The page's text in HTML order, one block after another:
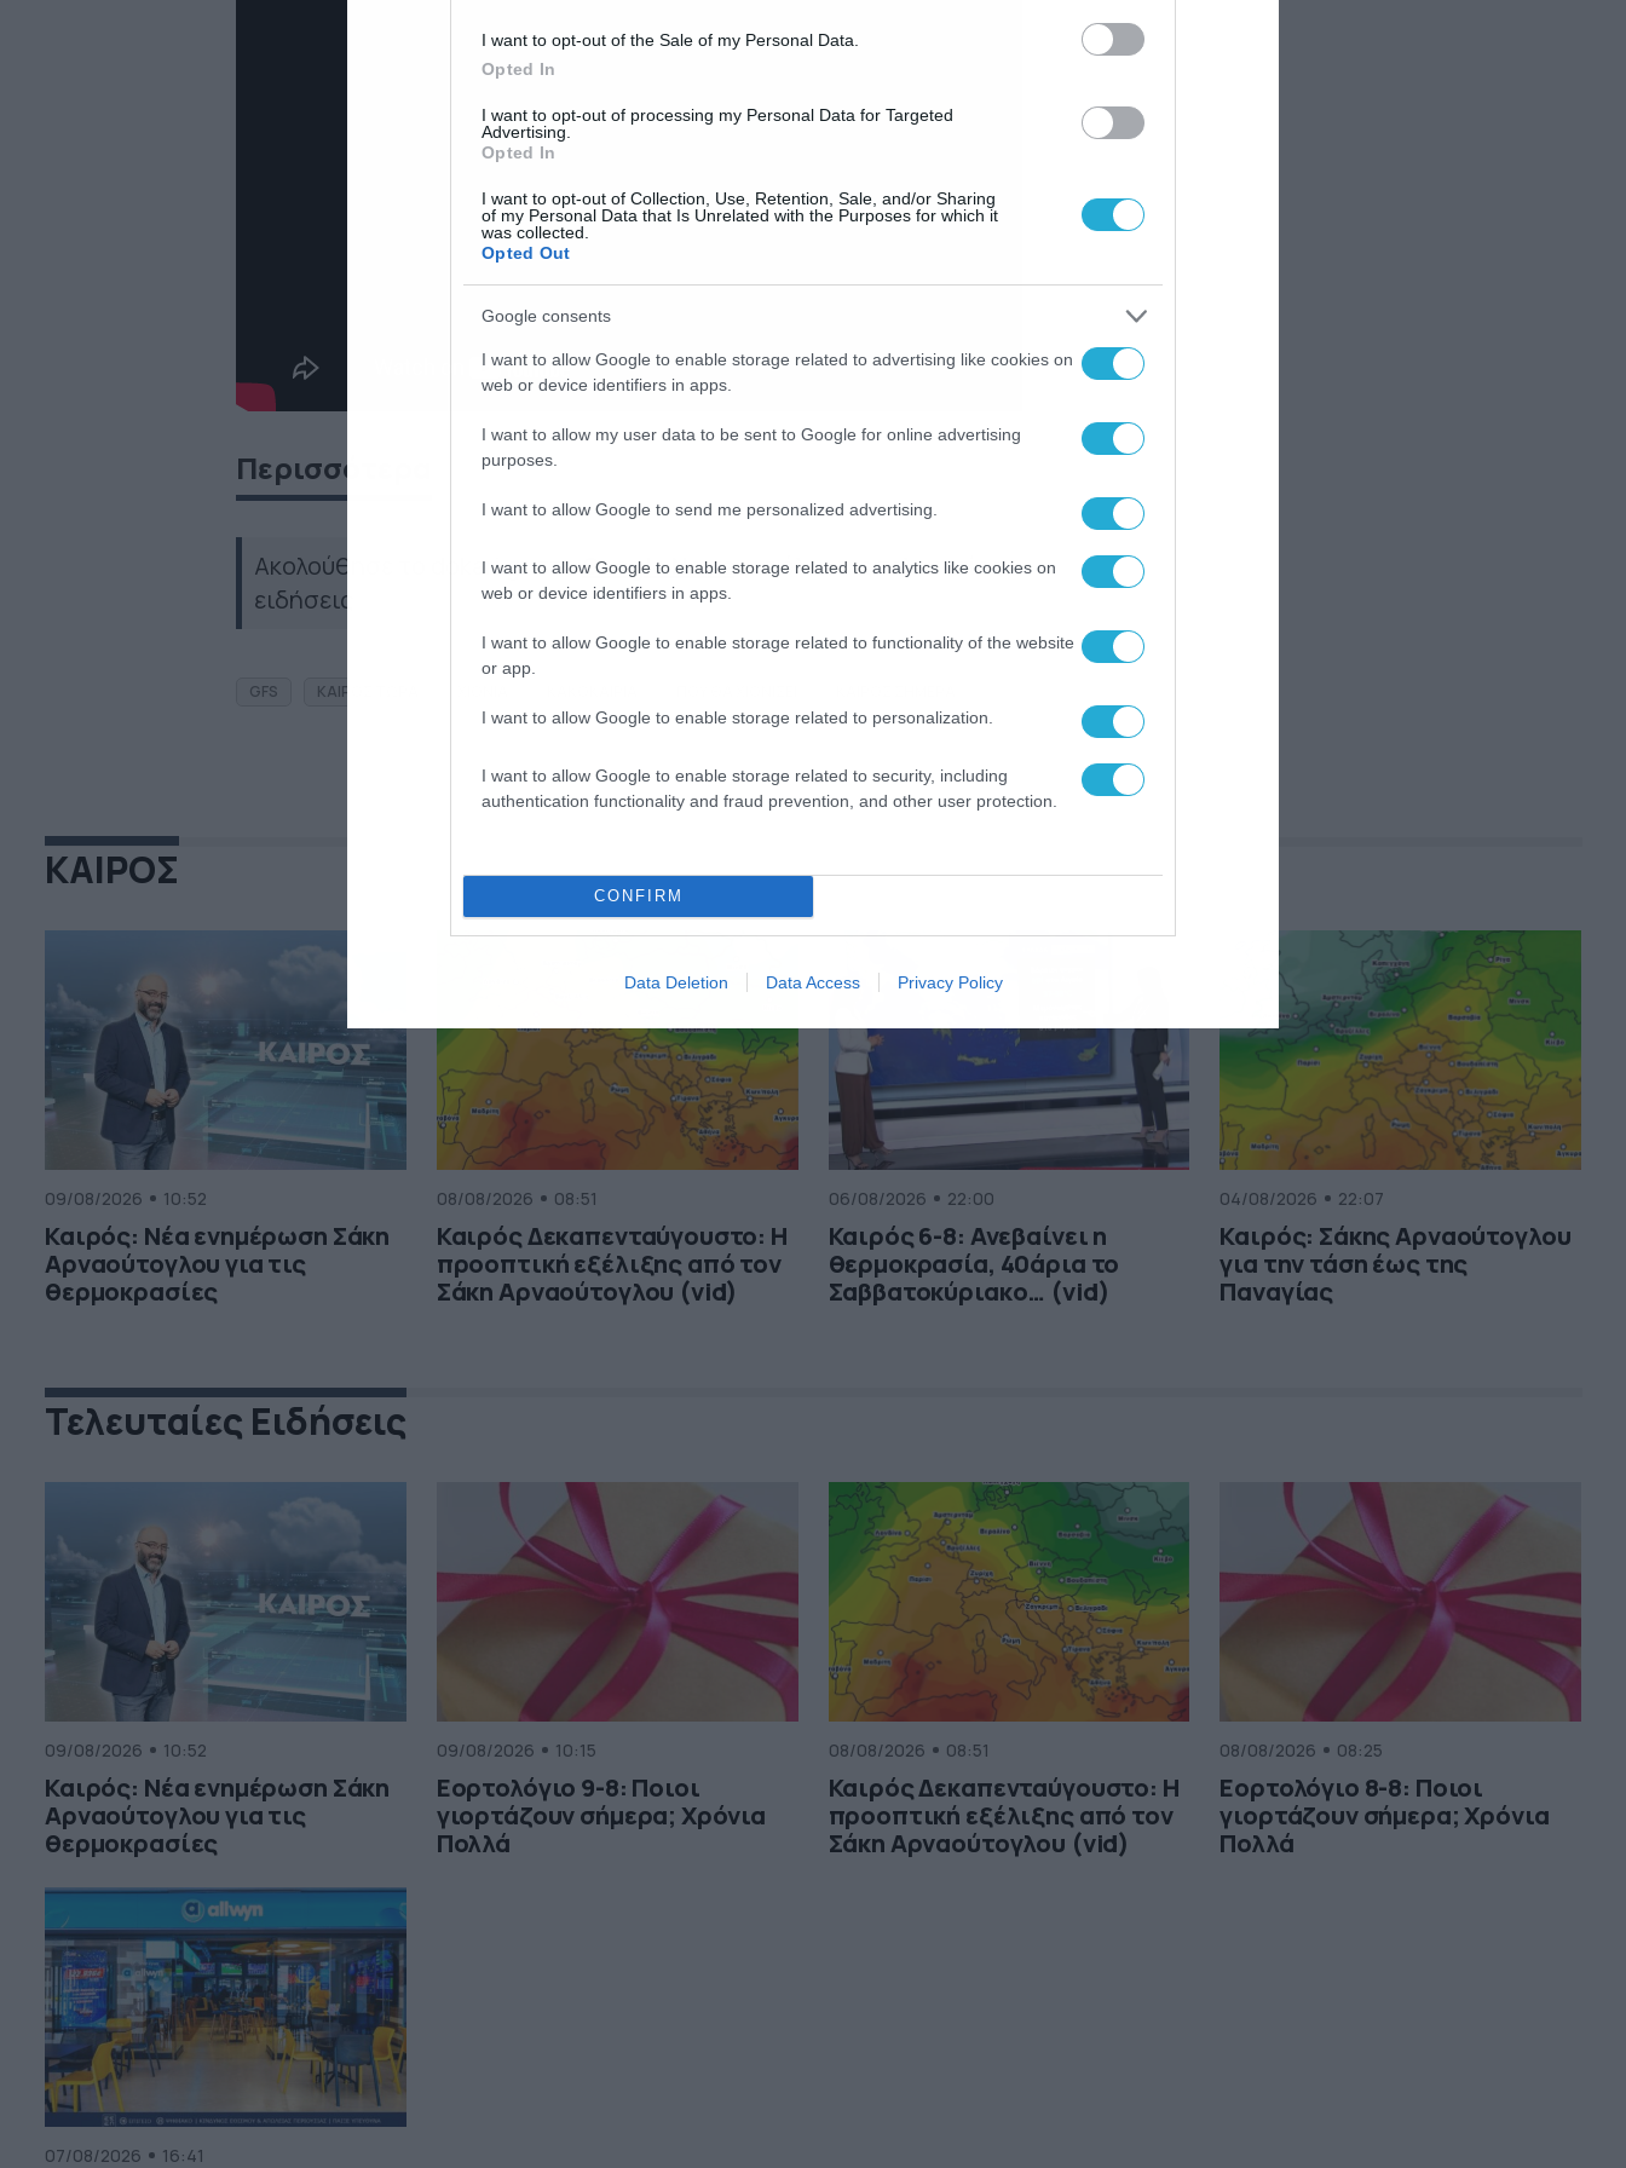
I want to opt-out of the Sale of my Personal Data.
Opted In
I want to opt-out of processing my Personal Data for Targeted
Advertising.
Opted In
I want to opt-out of Collection, Use, Retention, Sale, and/or Sharing
of my Personal Data that Is Unrelated with the Purposes for which it
was collected.
Opted Out
Google consents
I want to allow Google to enable storage related to advertising like cookies on
web or device identifiers in apps.
I want to allow my user data to be sent to Google for online advertising
purposes.
I want to allow Google to send me personalized advertising.
I want to allow Google to enable storage related to analytics like cookies on
web or device identifiers in apps.
I want to allow Google to enable storage related to functionality of the website
or app.
I want to allow Google to enable storage related to personalization.
I want to allow Google to enable storage related to security, including
authentication functionality and fraud prevention, and other user protection.
CONFIRM
Data Deletion Data Access Privacy Policy
Περισσότερα
Ακολούθησε το dokari.gr στοGoogle Newsγια όλες τις τελευταίες
ειδήσεις
GFS ΚΑΙΡΟΣ ΤΩΡΑ
ΚΑΙΡΟΣ
09/08/2026 10:52
Καιρός: Νέα ενημέρωση Σάκη
Αρναούτογλου για τις
θερμοκρασίες
08/08/2026 08:51
Καιρός Δεκαπενταύγουστο: Η
προοπτική εξέλιξης από τον
Σάκη Αρναούτογλου (vid)
06/08/2026 22:00
Καιρός 6-8: Ανεβαίνει η
θερμοκρασία, 40άρια το
Σαββατοκύριακο… (vid)
04/08/2026 22:07
Καιρός: Σάκης Αρναούτογλου
για την τάση έως της
Παναγίας
Τελευταίες Ειδήσεις
09/08/2026 10:52
Καιρός: Νέα ενημέρωση Σάκη
Αρναούτογλου για τις
θερμοκρασίες
09/08/2026 10:15
Εορτολόγιο 9-8: Ποιοι
γιορτάζουν σήμερα; Χρόνια
Πολλά
08/08/2026 08:51
Καιρός Δεκαπενταύγουστο: Η
προοπτική εξέλιξης από τον
Σάκη Αρναούτογλου (vid)
08/08/2026 08:25
Εορτολόγιο 8-8: Ποιοι
γιορτάζουν σήμερα; Χρόνια
Πολλά
07/08/2026 16:41